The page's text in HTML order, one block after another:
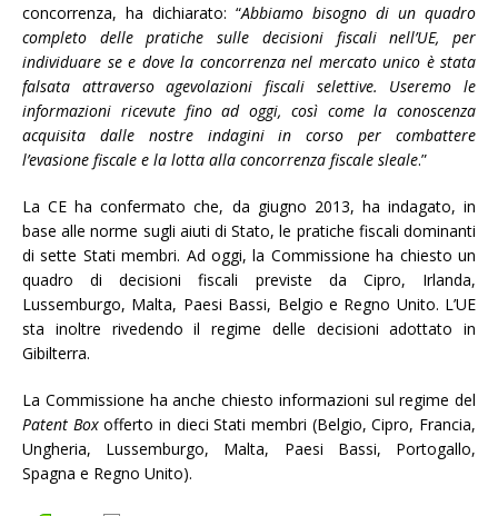
concorrenza, ha dichiarato: “Abbiamo bisogno di un quadro
completo delle pratiche sulle decisioni fiscali nell’UE, per
individuare se e dove la concorrenza nel mercato unico è stata
falsata attraverso agevolazioni fiscali selettive. Useremo le
informazioni ricevute fino ad oggi, così come la conoscenza
acquisita dalle nostre indagini in corso per combattere
l’evasione fiscale e la lotta alla concorrenza fiscale sleale.”
La CE ha confermato che, da giugno 2013, ha indagato, in
base alle norme sugli aiuti di Stato, le pratiche fiscali dominanti
di sette Stati membri. Ad oggi, la Commissione ha chiesto un
quadro di decisioni fiscali previste da Cipro, Irlanda,
Lussemburgo, Malta, Paesi Bassi, Belgio e Regno Unito. L’UE
sta inoltre rivedendo il regime delle decisioni adottato in
Gibilterra.
La Commissione ha anche chiesto informazioni sul regime del
Patent Boxofferto in dieci Stati membri (Belgio, Cipro, Francia,
Ungheria, Lussemburgo, Malta, Paesi Bassi, Portogallo,
Spagna e Regno Unito).